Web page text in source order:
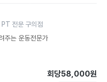
PT 전문 구의점
주는 운동전문가
회당58,000원